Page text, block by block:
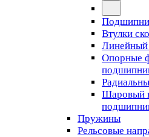
Втулки
Опорные
Шаровый
Пружины
Рельсовые